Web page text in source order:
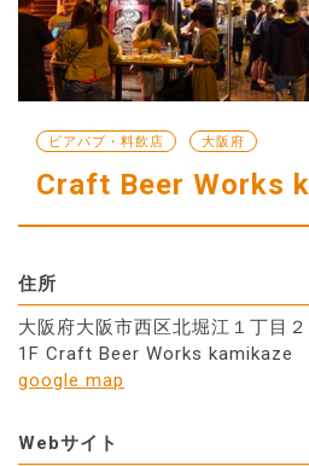
ビアパブ・料飲店 大阪府
Craft Beer Works
住所
大阪府大阪市西区北堀江１丁目
1F Craft Beer Works kamikaze
google map
Webサイト